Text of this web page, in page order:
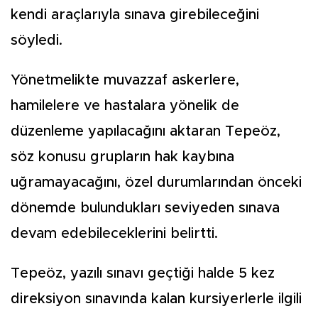
kendi araçlarıyla sınava girebileceğini
söyledi.
Yönetmelikte muvazzaf askerlere,
hamilelere ve hastalara yönelik de
düzenleme yapılacağını aktaran Tepeöz,
söz konusu grupların hak kaybına
uğramayacağını, özel durumlarından önceki
dönemde bulundukları seviyeden sınava
devam edebileceklerini belirtti.
Tepeöz, yazılı sınavı geçtiği halde 5 kez
direksiyon sınavında kalan kursiyerlerle ilgili